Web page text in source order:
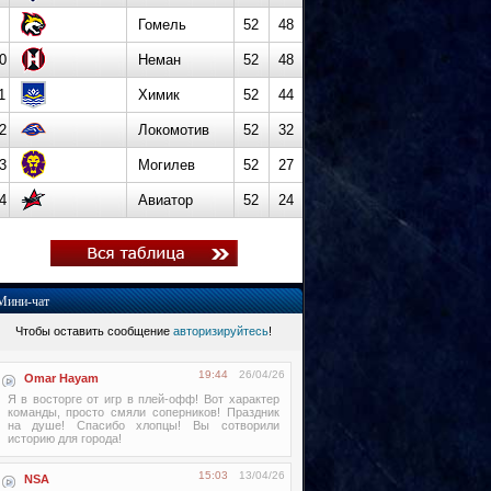
Гомель 52 48
Неман 52 48
Химик 52 44
Локомотив 52 32
Могилев 52 27
Авиатор 52 24
чат
Чтобы оставить сообщение авторизируйтесь!
Omar Hayam 26/04/26
19:44
Я в восторге от игр в плей-офф! Вот характер
команды, просто смяли соперников! Праздник
на душе! Спасибо хлопцы! Вы сотворили
историю для города!
NSA 13/04/26
15:03